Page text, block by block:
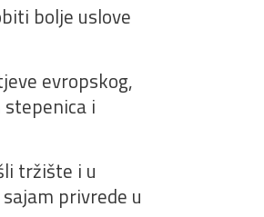
bolje uslove
evropskog,
i
tržište i u
privrede u